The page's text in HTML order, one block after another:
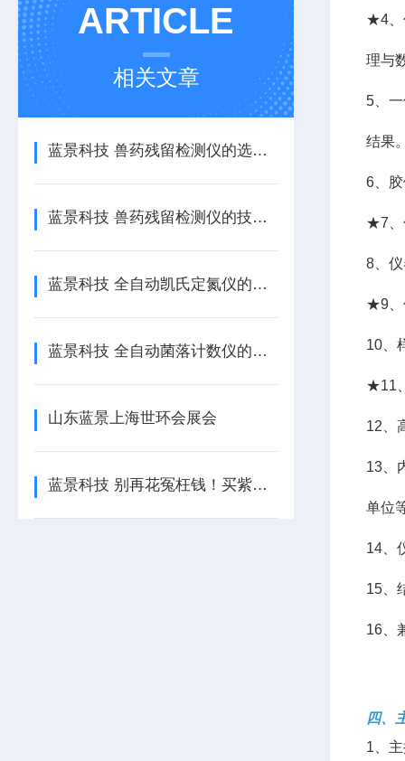
ARTICLE
相关文章
蓝景科技 兽药残留检测仪的选购指南与资质要求
蓝景科技 兽药残留检测仪的技术亮点全面解析
蓝景科技 全自动凯氏定氮仪的试剂供给与管路维护设计
蓝景科技 全自动菌落计数仪的数据安全与合规管理能力
山东蓝景上海世环会展会
蓝景科技 别再花冤枉钱！买紫外分光光度计前，这5个坑90%的人都踩过
★4、
理与
5、
结果
6、
★7、
8、
★9、
10、
★11
12、
13、
单位
14、
15、
16、
四、
1、